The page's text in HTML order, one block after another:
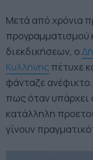
Μετά από χρόνια
προγραμματισμού
διεκδικήσεων, ο
Κυλλήνηςπέτυχε
φάνταζε
πως όταν υπάρχει
κατάλληλη
γίνουν